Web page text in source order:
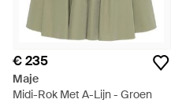
€ 235
Maje
Midi-Rok Met A-Lijn - Groen